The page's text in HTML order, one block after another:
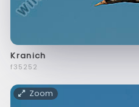
Kranich
f35252
Zoom